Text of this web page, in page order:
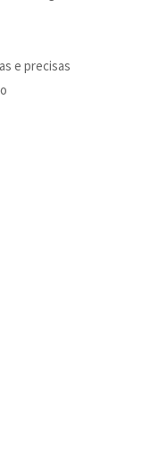
e precisas